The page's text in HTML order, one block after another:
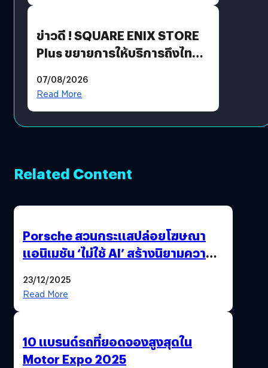
ข่าวดี ! SQUARE ENIX STORE
Plus ขยายการให้บริการถึงไทย
โดยตรง
07/08/2026
Read More
Related Content
Porsche สวนกระแสปล่อยโฆษณา
แอนิเมชัน ‘ไม่ใช้ AI’ สร้างนิยามความ
23/12/2025
Read More
10 แบรนด์รถที่ยอดจองสูงสุดใน
Motor Expo 2025